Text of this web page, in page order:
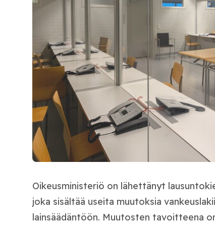
Oikeusministeriö on lähettänyt
joka sisältää useita muutoksia
lainsäädäntöön. Muutosten tavoitteena